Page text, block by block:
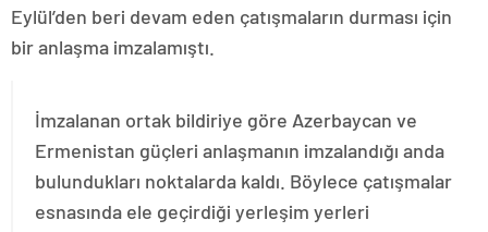
Eylül’den beri devam eden çatışmaların durması için
bir anlaşma imzalamıştı.
İmzalanan ortak bildiriye göre Azerbaycan ve
Ermenistan güçleri anlaşmanın imzalandığı anda
bulundukları noktalarda kaldı. Böylece çatışmalar
esnasında ele geçirdiği yerleşim yerleri